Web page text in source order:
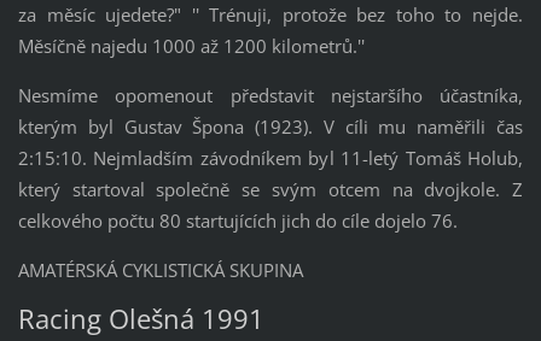
za měsíc ujedete?" '' Trénuji, protože bez toho to nejde.
Měsíčně najedu 1000 až 1200 kilometrů.''
Nesmíme opomenout představit nejstaršího účastníka,
kterým byl Gustav Špona (1923). V cíli mu naměřili čas
2:15:10. Nejmladším závodníkem byl 11-letý Tomáš Holub,
který startoval společně se svým otcem na dvojkole. Z
celkového počtu 80 startujících jich do cíle dojelo 76.
AMATÉRSKÁ CYKLISTICKÁ SKUPINA
Racing Olešná 1991